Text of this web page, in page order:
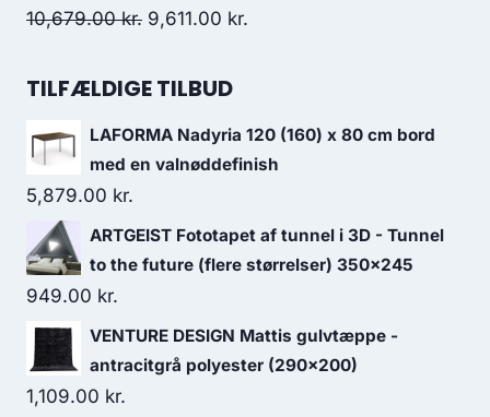
10,679.00kr. 9,611.00 kr.
TILFÆLDIGE TILBUD
LAFORMA Nadyria 120 (160) x 80 cm bord
med en valnøddefinish
5,879.00 kr.
ARTGEIST Fototapet af tunnel i 3D - Tunnel
to the future (flere størrelser) 350x245
949.00 kr.
VENTURE DESIGN Mattis gulvtæppe -
antracitgrå polyester (290x200)
1,109.00 kr.